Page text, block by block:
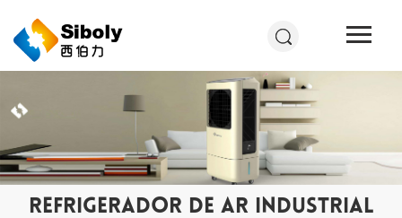
REFRIGERADOR DE AR INDUSTRIAL